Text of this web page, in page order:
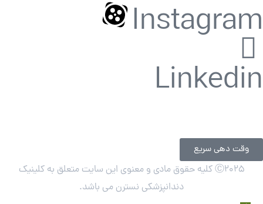
Instagram
Linkedin
وقت دهی سریع
Ⓒ2025 کلیه حقوق مادی و معنوی این سایت متعلق به کلینیک
دندانپزشکی نسترن می باشد.